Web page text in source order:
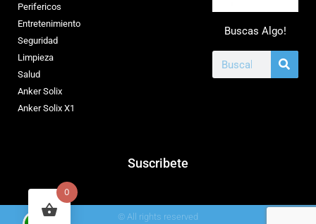
Perifericos
Entretenimiento
Seguridad
Limpieza
Salud
Anker Solix
Anker Solix X1
Buscas Algo!
Suscribete
© All rights reserved
0